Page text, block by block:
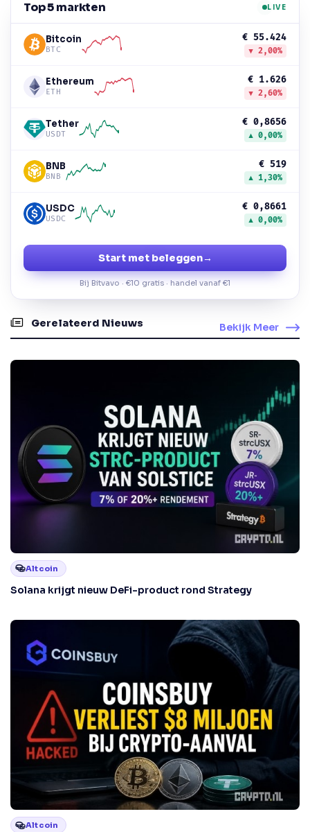
Top 5 markten LIVE
Bitcoin
BTC
€ 55.424
▼ 2,00%
Ethereum
ETH
€ 1.626
▼ 2,60%
Tether
USDT
€ 0,8656
▲ 0,00%
BNB
BNB
€ 519
▲ 1,30%
USDC
USDC
€ 0,8661
▲ 0,00%
Start met beleggen→
Bij Bitvavo · €10 gratis · handel vanaf €1
Gerelateerd Nieuws Bekijk Meer
Altcoin
Solana krijgt nieuw DeFi-product rond Strategy
Altcoin